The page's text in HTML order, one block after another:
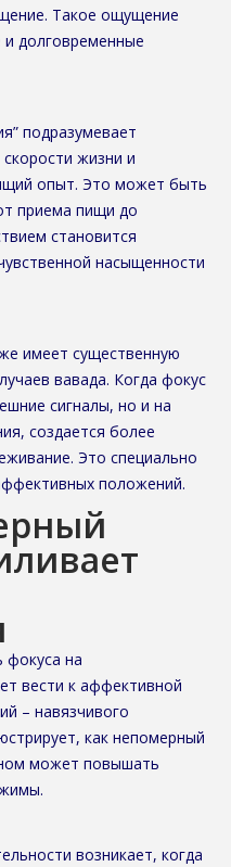
Такое ощущение
долговременные
подразумевает
жизни и
опыт. Это может быть
приема пищи до
становится
насыщенности
имеет существенную
вавада. Когда фокус
сигналы, но и на
создается более
Это специально
положений.
фокуса на
вести к аффективной
– навязчивого
как непомерный
может повышать
возникает, когда